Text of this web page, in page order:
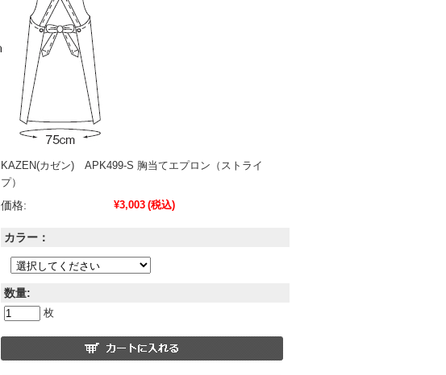
KAZEN(カゼン) APK499-S 胸当てエプロン（ストライ
プ）
価格: ¥3,003 (税込)
カラー：
数量:
枚